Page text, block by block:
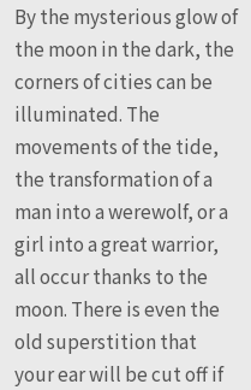
By the mysterious glow of
the moon in the dark, the
corners of cities can be
illuminated. The
movements of the tide,
the transformation of a
man into a werewolf, or a
girl into a great warrior,
all occur thanks to the
moon. There is even the
old superstition that
your ear will be cut off if